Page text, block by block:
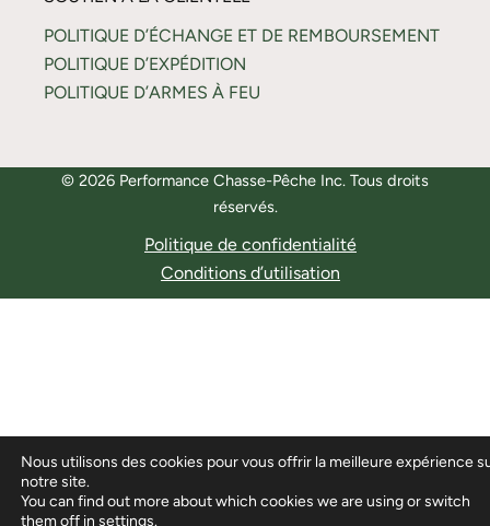
POLITIQUE D’ÉCHANGE ET DE REMBOURSEMENT
POLITIQUE D’EXPÉDITION
POLITIQUE D’ARMES À FEU
© 2026 Performance Chasse-Pêche Inc. Tous droits
réservés.
Politique de confidentialité
Conditions d’utilisation
Nous utilisons des cookies pour vous offrir la meilleure expérience
notre site.
You can find out more about which cookies we are using or switch
them off in settings.